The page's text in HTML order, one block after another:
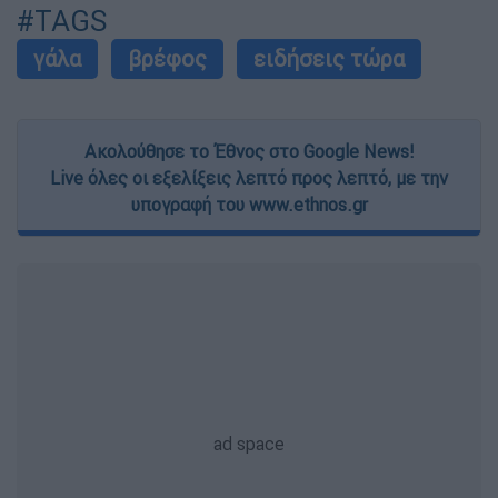
#TAGS
γάλα βρέφος ειδήσεις τώρα
Ακολούθησε το Έθνος στο Google News!
Live όλες οι εξελίξεις λεπτό προς λεπτό, με την
υπογραφή του www.ethnos.gr